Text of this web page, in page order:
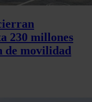
a partir del uso
230 millones
de movilidad